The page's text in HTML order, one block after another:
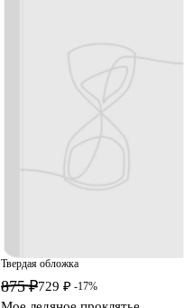
Твердая обложка
875 ₽729 ₽ -17%